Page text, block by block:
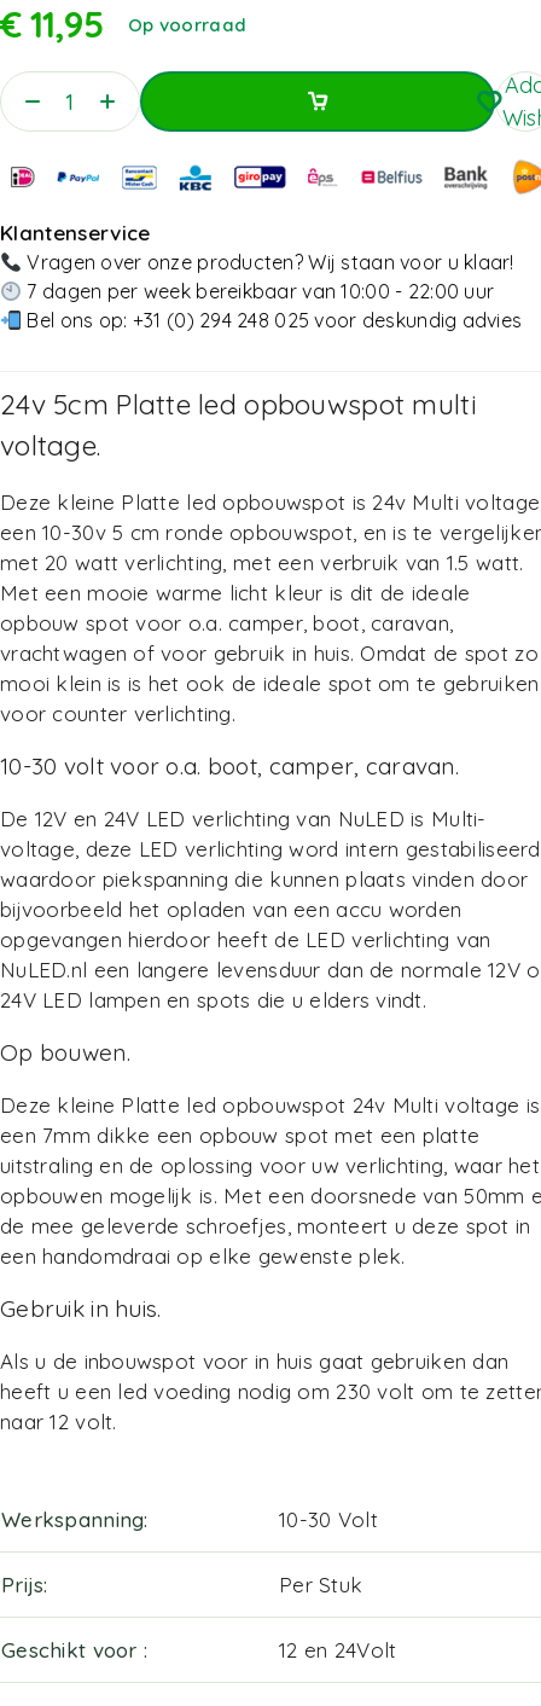
€11,95 Op voorraad
Toevoegen Aan Winkelwagen
Klantenservice
Vragen over onze producten? Wij staan voor u klaar!
7 dagen per week bereikbaar van 10:00 - 22:00 uur
Bel ons op: +31 (0) 294 248 025 voor deskundig advies
24v 5cm Platte led opbouwspot multi
voltage.
Deze kleine Platte led opbouwspot is 24v Multi voltage
een 10-30v 5 cm ronde opbouwspot, en is te
met 20 watt verlichting, met een verbruik van 1.5 watt.
Met een mooie warme licht kleur is dit de ideale
opbouw spot voor o.a. camper, boot, caravan,
vrachtwagen of voor gebruik in huis. Omdat de spot zo
mooi klein is is het ook de ideale spot om te gebruiken
voor counter verlichting.
10-30 volt voor o.a. boot, camper, caravan.
De 12V en 24V LED verlichting van NuLED is Multi-
voltage, deze LED verlichting word intern gestabiliseerd
waardoor piekspanning die kunnen plaats vinden door
bijvoorbeeld het opladen van een accu worden
opgevangen hierdoor heeft de LED verlichting van
NuLED.nl een langere levensduur dan de normale 12V
24V LED lampen en spots die u elders vindt.
Op bouwen.
Deze kleine Platte led opbouwspot 24v Multi voltage is
een 7mm dikke een opbouw spot met een platte
uitstraling en de oplossing voor uw verlichting, waar het
opbouwen mogelijk is. Met een doorsnede van 50mm
de mee geleverde schroefjes, monteert u deze spot in
een handomdraai op elke gewenste plek.
Gebruik in huis.
Als u de inbouwspot voor in huis gaat gebruiken dan
heeft u een led voeding nodig om 230 volt om te
naar 12 volt.
Werkspanning 10-30 Volt
Prijs Per Stuk
Geschikt voor 12 en 24Volt